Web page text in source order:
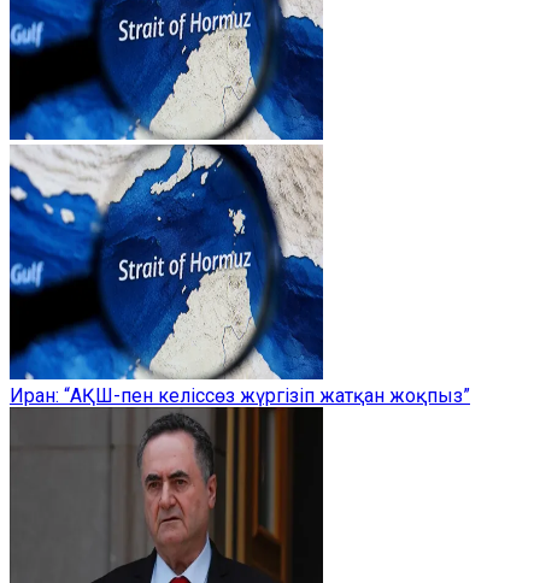
Иран: “АҚШ-пен келіссөз жүргізіп жатқан жоқпыз”